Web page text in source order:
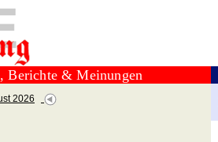
Berichte & Meinungen
2026